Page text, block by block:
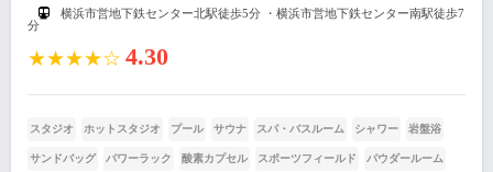
横浜市営地下鉄センター北駅徒歩5分 ・横浜市営地下鉄センター南駅徒歩7
分
★★★★☆ 4.30
スタジオ ホットスタジオ プール サウナ スパ・バスルーム シャワー 岩盤浴
サンドバッグ パワーラック 酸素カプセル スポーツフィールド パウダールーム